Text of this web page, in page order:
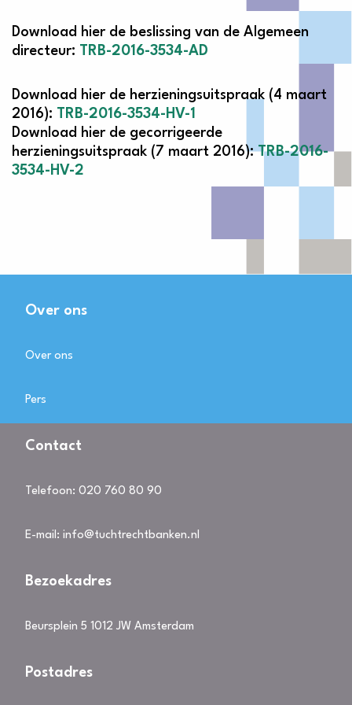
Download hier de beslissing van de Algemeen
directeur: TRB-2016-3534-AD
Download hier de herzieningsuitspraak (4 maart
2016): TRB-2016-3534-HV-1
Download hier de gecorrigeerde
herzieningsuitspraak (7 maart 2016):TRB-2016-
3534-HV-2
Over ons
Over ons
Pers
Contact
Telefoon: 020 760 80 90
E-mail: info@tuchtrechtbanken.nl
Bezoekadres
Beursplein 5 1012 JW Amsterdam
Postadres